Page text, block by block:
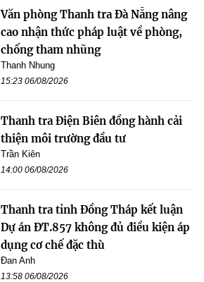
Văn phòng Thanh tra Đà Nẵng nâng
cao nhận thức pháp luật về phòng,
chống tham nhũng
Thanh Nhung
15:23 06/08/2026
Thanh tra Điện Biên đồng hành cải
thiện môi trường đầu tư
Trần Kiên
14:00 06/08/2026
Thanh tra tỉnh Đồng Tháp kết luận
Dự án ĐT.857 không đủ điều kiện áp
dụng cơ chế đặc thù
Đan Anh
13:58 06/08/2026